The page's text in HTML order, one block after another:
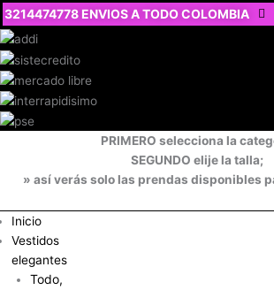
Ir
al
contenido
3214474778 ENVIOS A TODO COLOMBIA
PRIMERO selecciona la
SEGUNDO elije la talla;
» así verás solo las prendas disponibles
Inicio
Vestidos
elegantes
Todo,